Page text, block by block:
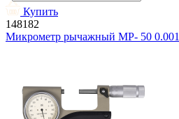
Купить
148182
Микрометр рычажный МР- 50